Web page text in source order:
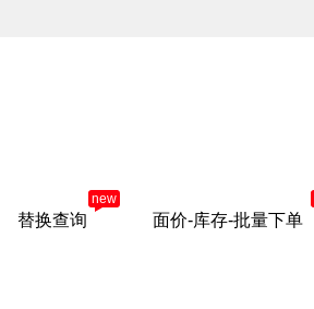
替换查询
new
面价-库存-批量下单